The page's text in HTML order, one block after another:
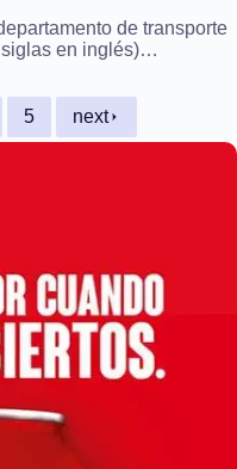
de transporte
siglas en inglés)…
5 next